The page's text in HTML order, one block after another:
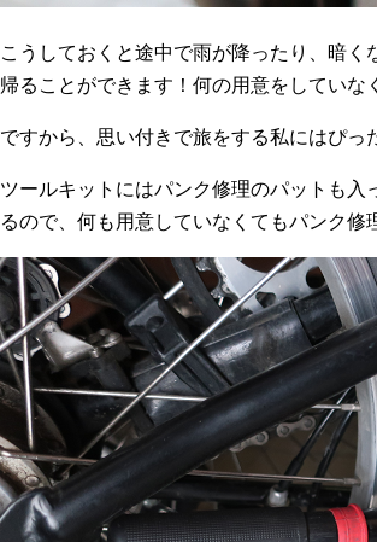
こうしておくと途中で雨が降ったり、暗
帰ることができます！何の用意をしていな
ですから、思い付きで旅をする私にはぴっ
ツールキットにはパンク修理のパットも
るので、何も用意していなくてもパンク修